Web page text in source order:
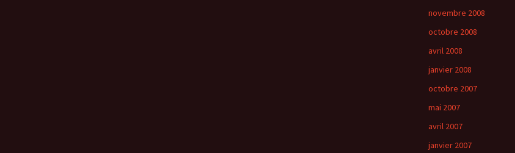
novembre 2008
octobre 2008
avril 2008
janvier 2008
octobre 2007
mai 2007
avril 2007
janvier 2007